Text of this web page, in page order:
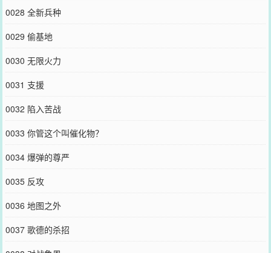
0028 全新兵种
0029 偷基地
0030 无限火力
0031 支援
0032 陷入苦战
0033 你管这个叫催化物？
0034 爆弹的尊严
0035 反攻
0036 地图之外
0037 歌德的杀招